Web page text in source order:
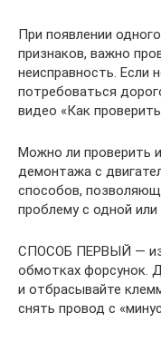
При появлении
признаков, важно
неисправность. Если
потребоваться
видео «Как
Можно ли проверить
демонтажа с
способов,
проблему с одной
СПОСОБ ПЕРВЫЙ —
обмотках форсунок.
и отбрасывайте
снять провод с